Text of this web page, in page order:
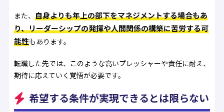
また、 自身よりも年上の部下をマネジメントする場合もあ
り、リーダーシップの発揮や人間関係の構築に苦労する可
能性もあります。
転職した先では、このような高いプレッシャーや責任に耐え、
期待に応えていく覚悟が必要です。
希望する条件が実現できるとは限らない